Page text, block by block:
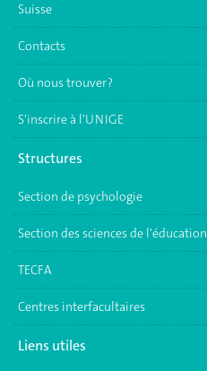
Suisse
Contacts
Où nous trouver ?
S'inscrire à l'UNIGE
Structures
Section de psychologie
Section des sciences de l'éducation
TECFA
Centres interfacultaires
Liens utiles